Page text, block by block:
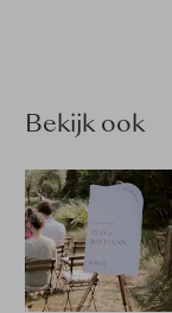
Bekijk ook